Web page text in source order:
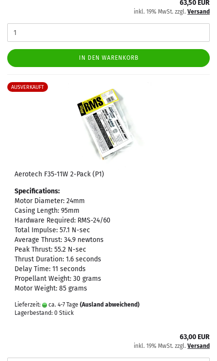
63,50 EUR
inkl. 19% MwSt. zzgl. Versand
IN DEN WARENKORB
AUSVERKAUFT
Aerotech F35-11W 2-Pack (P1)
Specifications:
Motor Diameter: 24mm
Casing Length: 95mm
Hardware Required: RMS-24/60
Total Impulse: 57.1 N-sec
Average Thrust: 34.9 newtons
Peak Thrust: 55.2 N-sec
Thrust Duration: 1.6 seconds
Delay Time: 11 seconds
Propellant Weight: 30 grams
Motor Weight: 85 grams
Lieferzeit: ca. 4-7 Tage (Ausland abweichend)
Lagerbestand: 0 Stück
63,00 EUR
inkl. 19% MwSt. zzgl. Versand